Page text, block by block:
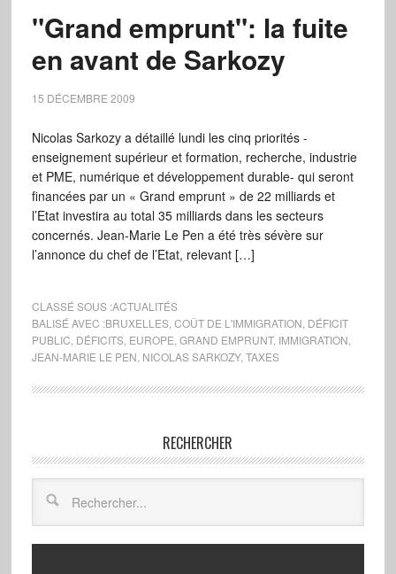
"Grand emprunt": la fuite
en avant de Sarkozy
15 DÉCEMBRE 2009
Nicolas Sarkozy a détaillé lundi les cinq priorités -
enseignement supérieur et formation, recherche, industrie
et PME, numérique et développement durable- qui seront
financées par un « Grand emprunt » de 22 milliards et
l’Etat investira au total 35 milliards dans les secteurs
concernés. Jean-Marie Le Pen a été très sévère sur
l’annonce du chef de l’Etat, relevant […]
CLASSÉ SOUS :ACTUALITÉS
BALISÉ AVEC :BRUXELLES, COÛT DE L'IMMIGRATION DÉFICIT
PUBLIC DÉFICITS, EUROPE GRAND EMPRUNT, IMMIGRATION
JEAN-MARIE LE PEN NICOLAS SARKOZY, TAXES
RECHERCHER